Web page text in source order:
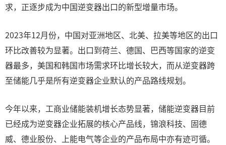
求，正逐步成为中国逆变器出口的新型增量市场。
2023年12月份，中国对亚洲地区、北美、拉美等地区的出口
环比改善较为显著。出口到荷兰、德国、巴西等国家的逆变
器最多，美国和韩国市场需求环比增长较大，而从逆变器跨
至储能几乎是所有逆变器企业默认的产品路线规划。
今年以来，工商业储能装机增长态势显著，储能逆变器目前
已经成为逆变器企业拓展的核心产品线，锦浪科技、固德
威、德业股份、上能电气等企业的产品布局中亦有迹可循。